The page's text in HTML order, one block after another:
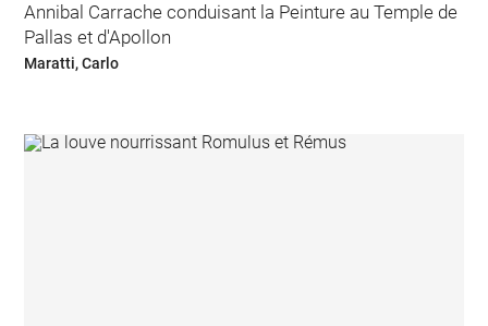
Annibal Carrache conduisant la Peinture au Temple de
Pallas et d'Apollon
Maratti, Carlo